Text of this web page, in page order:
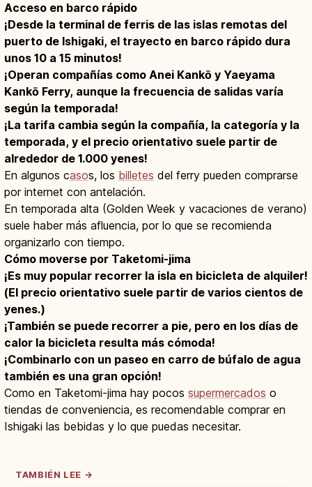
Acceso en barco rápido
¡Desde la terminal de ferris de las islas remotas del
puerto de Ishigaki, el trayecto en barco rápido dura
unos 10 a 15 minutos!
¡Operan compañías como Anei Kankō y Yaeyama
Kankō Ferry, aunque la frecuencia de salidas varía
según la temporada!
¡La tarifa cambia según la compañía, la categoría y la
temporada, y el precio orientativo suele partir de
alrededor de 1.000 yenes!
En algunos casos, los billetes del ferry pueden comprarse
por internet con antelación.
En temporada alta (Golden Week y vacaciones de verano)
suele haber más afluencia, por lo que se recomienda
organizarlo con tiempo.
Cómo moverse por Taketomi-jima
¡Es muy popular recorrer la isla en bicicleta de alquiler!
(El precio orientativo suele partir de varios cientos de
yenes.)
¡También se puede recorrer a pie, pero en los días de
calor la bicicleta resulta más cómoda!
¡Combinarlo con un paseo en carro de búfalo de agua
también es una gran opción!
Como en Taketomi-jima hay pocos supermercados o
tiendas de conveniencia, es recomendable comprar en
Ishigaki las bebidas y lo que puedas necesitar.
TAMBIÉN LEE →